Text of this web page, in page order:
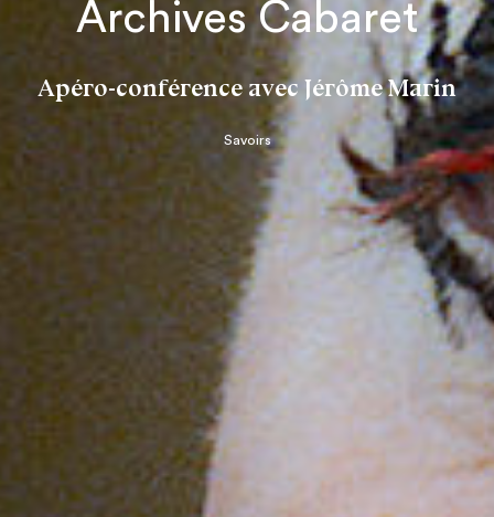
Archives Cabaret
Apéro-conférence avec Jérôme Marin
Savoirs